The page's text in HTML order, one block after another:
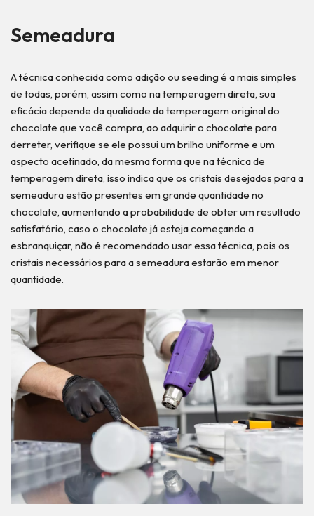
Semeadura
A técnica conhecida como adição ou seeding é a mais simples
de todas, porém, assim como na temperagem direta, sua
eficácia depende da qualidade da temperagem original do
chocolate que você compra, ao adquirir o chocolate para
derreter, verifique se ele possui um brilho uniforme e um
aspecto acetinado, da mesma forma que na técnica de
temperagem direta, isso indica que os cristais desejados para a
semeadura estão presentes em grande quantidade no
chocolate, aumentando a probabilidade de obter um resultado
satisfatório, caso o chocolate já esteja começando a
esbranquiçar, não é recomendado usar essa técnica, pois os
cristais necessários para a semeadura estarão em menor
quantidade.